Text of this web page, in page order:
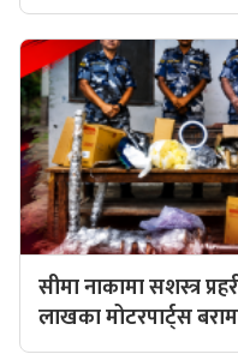
सीमा नाकामा सशस्त्र
लाखका मोटरपार्ट्स